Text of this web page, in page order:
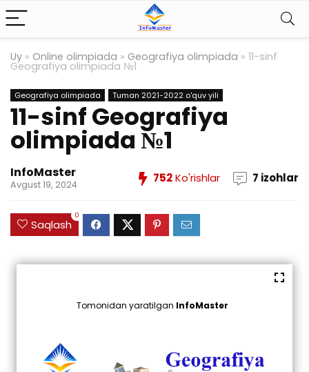
Uy » Online olimpiada » Geografiya olimpiada » 11-sinf
Geografiya olimpiada №1
Geografiya olimpiada Tuman 2021-2022 o'quv yili
11-sinf Geografiya
olimpiada №1
InfoMaster
Avgust 19, 2024 752Ko'rishlar 7 izohlar
Saqlash
0
Tomonidan yaratilgan InfoMaster